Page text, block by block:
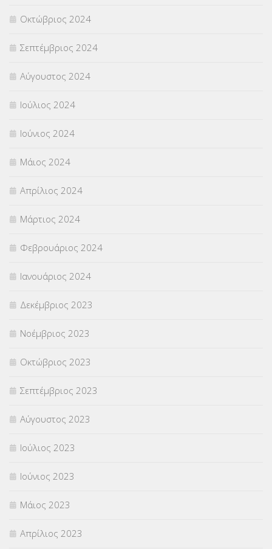
Οκτώβριος 2024
Σεπτέμβριος 2024
Αύγουστος 2024
Ιούλιος 2024
Ιούνιος 2024
Μάιος 2024
Απρίλιος 2024
Μάρτιος 2024
Φεβρουάριος 2024
Ιανουάριος 2024
Δεκέμβριος 2023
Νοέμβριος 2023
Οκτώβριος 2023
Σεπτέμβριος 2023
Αύγουστος 2023
Ιούλιος 2023
Ιούνιος 2023
Μάιος 2023
Απρίλιος 2023